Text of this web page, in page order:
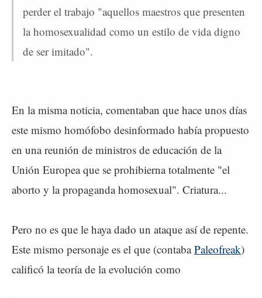
perder el trabajo "aquellos maestros que presenten
la homosexualidad como un estilo de vida digno
de ser imitado".
En la misma noticia, comentaban que hace unos días
este mismo homófobo desinformado había propuesto
en una reunión de ministros de educación de la
Unión Europea que se prohibierna totalmente "el
aborto y la propaganda homosexual". Criatura...
Pero no es que le haya dado un ataque así de repente.
Este mismo personaje es el que (contabaPaleofreak)
calificó la teoría de la evolución como